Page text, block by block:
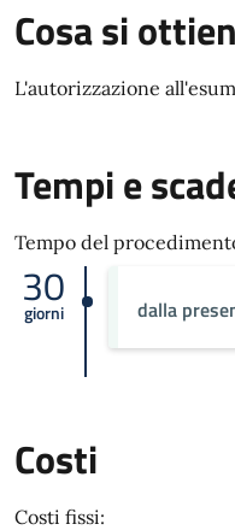
Cosa si
L'autorizzazione
Tempi e
Tempo del
30
giorni dalla
Costi
Costi fissi: